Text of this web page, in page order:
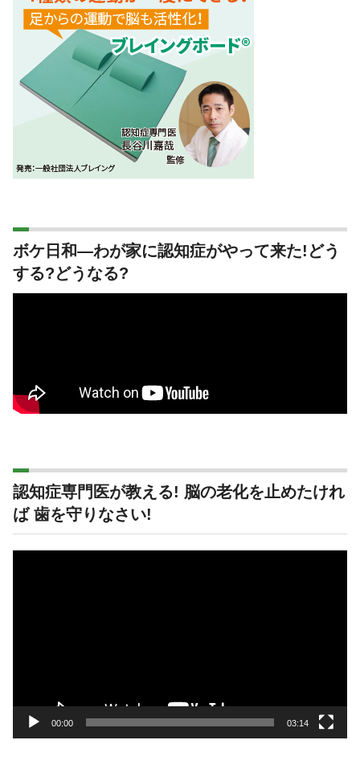
ボケ日和―わが家に認知症がやって来た!どう
する?どうなる?
認知症専門医が教える! 脳の老化を止めたけれ
ば 歯を守りなさい!
00:00 03:14